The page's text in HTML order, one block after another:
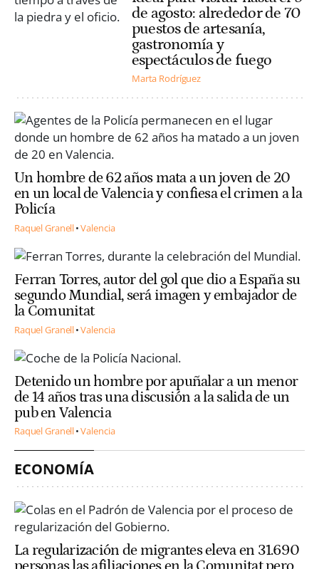
de agosto: alrededor de 70
puestos de artesanía,
gastronomía y
espectáculos de fuego
Marta Rodríguez
Un hombre de 62 años mata a un joven de 20
en un local de Valencia y confiesa el crimen a la
Policía
Raquel Granell Valencia
Ferran Torres, autor del gol que dio a España su
segundo Mundial, será imagen y embajador de
la Comunitat
Raquel Granell Valencia
Detenido un hombre por apuñalar a un menor
de 14 años tras una discusión a la salida de un
pub en Valencia
Raquel Granell Valencia
ECONOMÍA
La regularización de migrantes eleva en 31.690